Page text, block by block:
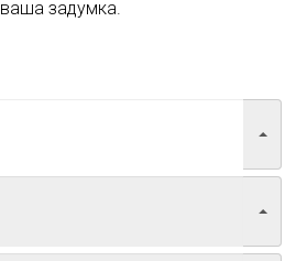
ваша задумка.